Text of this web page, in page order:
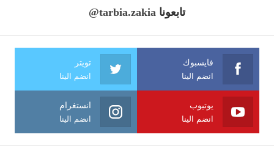
تابعونا @tarbia.zakia
فايسبوك
انضم الينا
تويتر
انضم الينا
يوتيوب
انضم الينا
انستغرام
انضم الينا